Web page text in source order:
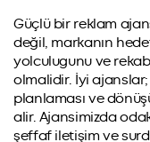
Güçlü bir reklam
değil, markanın
yolculugunu ve
olmalidir. İyi
planlaması ve
alir. Ajansimizda
şeffaf iletişim ve